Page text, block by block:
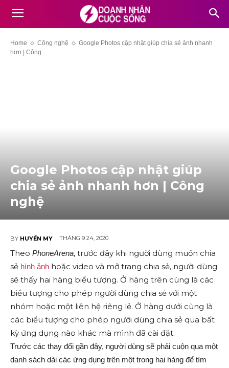
Home Công nghệ
Google Photos cập nhật giúp chia sẻ ảnh nhanh
hơn | Công...
Google Photos cập nhật giúp
chia sẻ ảnh nhanh hơn | Công
nghệ
BY HUYỀN MY THÁNG 9 24, 2020
Theo PhoneArena, trước đây khi người dùng muốn chia
sẻ hình ảnh hoặc video và mở trang chia sẻ, người dùng
sẽ thấy hai hàng biểu tượng. Ở hàng trên cùng là các
biểu tượng cho phép người dùng chia sẻ với một
nhóm hoặc một liên hệ riêng lẻ. Ở hàng dưới cùng là
các biểu tượng cho phép người dùng chia sẻ qua bất
kỳ ứng dụng nào khác mà mình đã cài đặt.
Trước các thay đổi gần đây, người dùng sẽ phải cuộn qua một
danh sách dài các ứng dụng trên một trong hai hàng để tìm